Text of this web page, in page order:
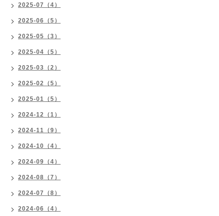
2025-07（4）
2025-06（5）
2025-05（3）
2025-04（5）
2025-03（2）
2025-02（5）
2025-01（5）
2024-12（1）
2024-11（9）
2024-10（4）
2024-09（4）
2024-08（7）
2024-07（8）
2024-06（4）